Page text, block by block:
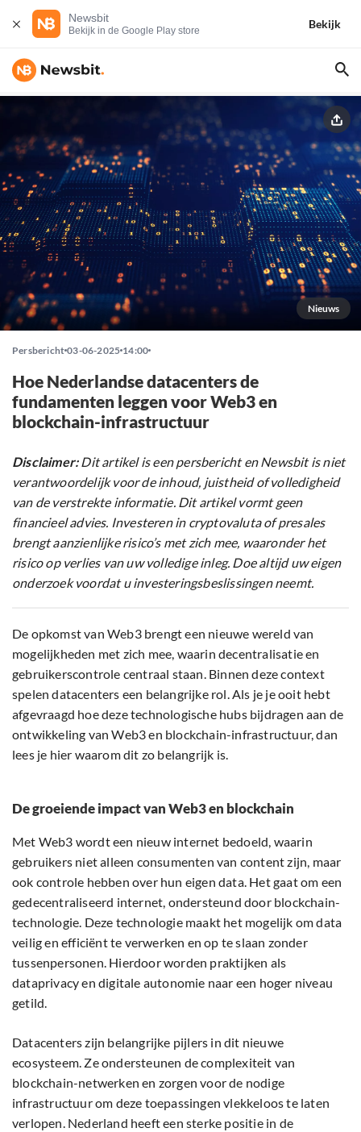
Newsbit
Bekijk in de Google Play store
Bekijk
Nieuws
Persbericht 03-06-2025 14:00
Hoe Nederlandse datacenters de
fundamenten leggen voor Web3 en
blockchain-infrastructuur
Disclaimer:Dit artikel is een persbericht en Newsbit is niet
verantwoordelijk voor de inhoud, juistheid of volledigheid
van de verstrekte informatie. Dit artikel vormt geen
financieel advies. Investeren in cryptovaluta of presales
brengt aanzienlijke risico’s met zich mee, waaronder het
risico op verlies van uw volledige inleg. Doe altijd uw eigen
onderzoek voordat u investeringsbeslissingen neemt.
De opkomst van Web3 brengt een nieuwe wereld van
mogelijkheden met zich mee, waarin decentralisatie en
gebruikerscontrole centraal staan. Binnen deze context
spelen datacenters een belangrijke rol. Als je je ooit hebt
afgevraagd hoe deze technologische hubs bijdragen aan de
ontwikkeling van Web3 en blockchain-infrastructuur, dan
lees je hier waarom dit zo belangrijk is.
De groeiende impact van Web3 en blockchain
Met Web3 wordt een nieuw internet bedoeld, waarin
gebruikers niet alleen consumenten van content zijn, maar
ook controle hebben over hun eigen data. Het gaat om een
gedecentraliseerd internet, ondersteund door blockchain-
technologie. Deze technologie maakt het mogelijk om data
veilig en efficiënt te verwerken en op te slaan zonder
tussenpersonen. Hierdoor worden praktijken als
dataprivacy en digitale autonomie naar een hoger niveau
getild.
Datacenters zijn belangrijke pijlers in dit nieuwe
ecosysteem. Ze ondersteunen de complexiteit van
blockchain-netwerken en zorgen voor de nodige
infrastructuur om deze toepassingen vlekkeloos te laten
verlopen. Nederland heeft een sterke positie in de